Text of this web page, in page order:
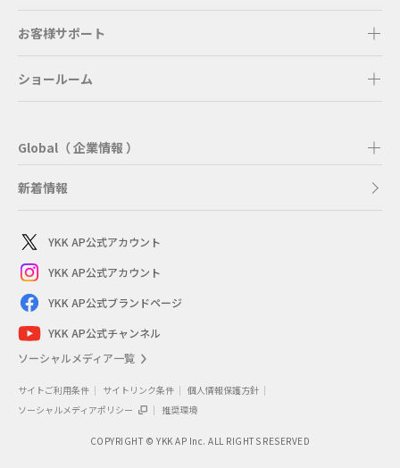
お客様サポート
ショールーム
Global（ 企業情報 ）
新着情報
YKK AP公式アカウント
YKK AP公式アカウント
YKK AP公式ブランドページ
YKK AP公式チャンネル
ソーシャルメディア一覧
サイトご利用条件 サイトリンク条件
個人情報保護方針
ソーシャルメディアポリシー
推奨環境
COPYRIGHT © YKK AP Inc. ALL RIGHTS RESERVED